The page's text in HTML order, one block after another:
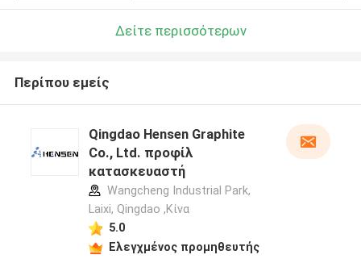
Δείτε περισσότερων
Περίπου εμείς
Qingdao Hensen Graphite
Co., Ltd. προφίλ
κατασκευαστή
Wangcheng Industrial Park,
Laixi, Qingdao ,Κίνα
5.0
Ελεγχμένος προμηθευτής